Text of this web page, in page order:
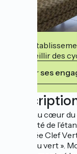
Cet
accueillir des
Voir ses
Située au cœur
proximité de
labellisée Clef
« mise au vert ».